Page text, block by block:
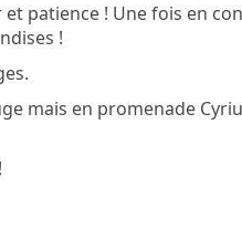
patience ! Une fois en
!
mais en promenade